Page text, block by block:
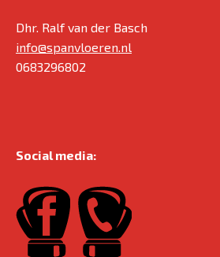
Dhr. Ralf van der Basch
info@spanvloeren.nl
0683296802
Social media: